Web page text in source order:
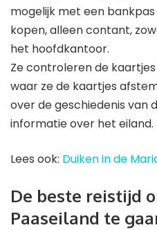
mogelijk met een
kopen, alleen contant,
het hoofdkantoor.
Ze controleren de
waar ze de kaartjes
over de geschiedenis van
informatie over het eiland.
Lees ook: Duiken in de
De beste reistijd
Paaseiland te